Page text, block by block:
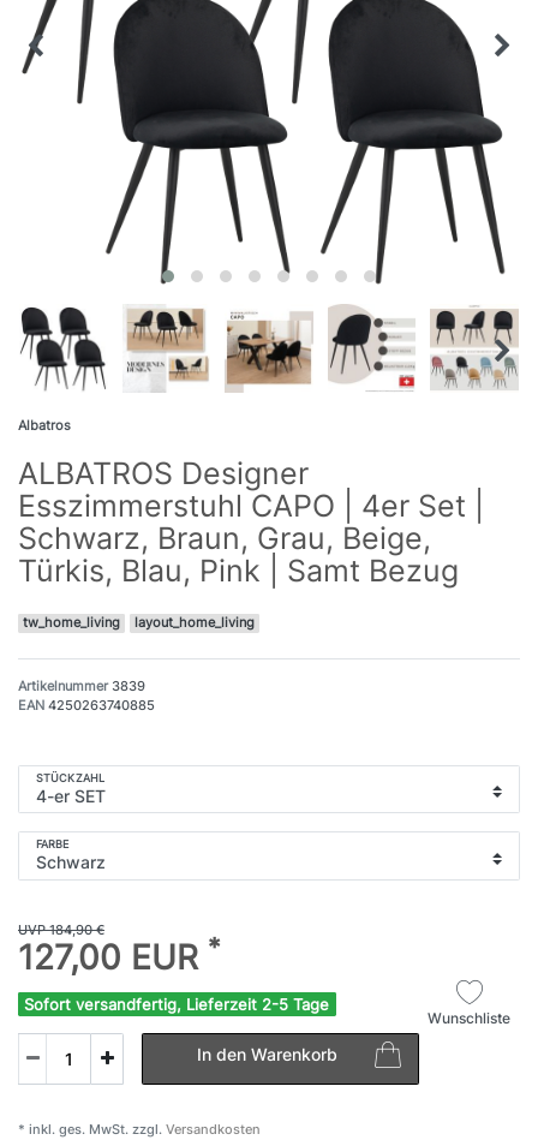
Albatros
ALBATROS Designer
Esszimmerstuhl CAPO | 4er Set |
Schwarz, Braun, Grau, Beige,
Türkis, Blau, Pink | Samt Bezug
tw_home_living layout_home_living
Artikelnummer 3839
EAN 4250263740885
STÜCKZAHL
FARBE
UVP 184,90 €
127,00 EUR *
Sofort versandfertig, Lieferzeit 2-5 Tage
In den Warenkorb
Wunschliste
* inkl. ges. MwSt. zzgl. Versandkosten